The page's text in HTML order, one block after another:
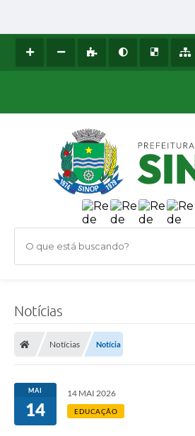
O que está buscando?
Notícias
Notícias Notícia
MAI
14
14 MAI 2026
EDUCAÇÃO